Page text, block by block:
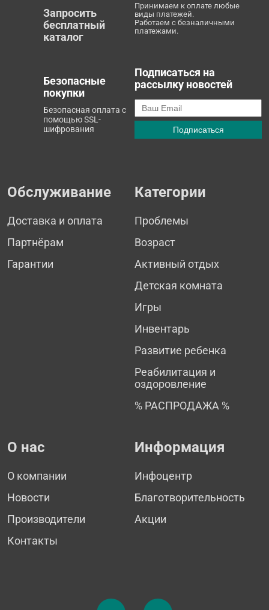
Запросить
бесплатный
каталог
Принимаем к оплате любые
виды платежей.
Работаем с безналичными
платежами.
Безопасные
покупки
Безопасная оплата с
помощью SSL-
шифрования
Подписаться на
рассылку новостей
Обслуживание
Доставка и оплата
Партнёрам
Гарантии
Категории
Проблемы
Возраст
Активный отдых
Детская комната
Игры
Инвентарь
Развитие ребенка
Реабилитация и
оздоровление
% РАСПРОДАЖА %
О нас
О компании
Новости
Производители
Контакты
Информация
Инфоцентр
Благотворительность
Акции